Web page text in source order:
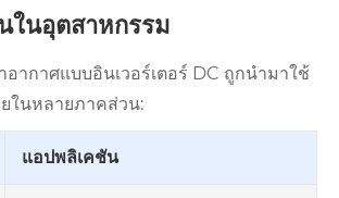
ในอุตสาหกรรม
อากาศแบบอินเวอร์เตอร์ DC ถูกนำมาใช้
ในหลายภาคส่วน:
แอปพลิเคชัน